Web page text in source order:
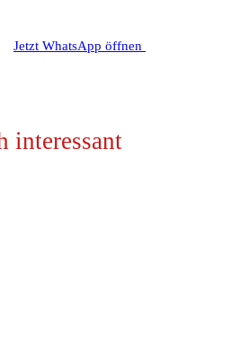
Jetzt WhatsApp öffnen
interessant